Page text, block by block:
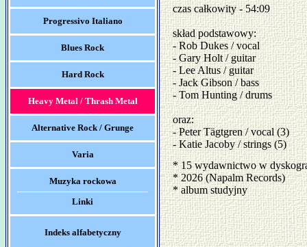
Progressivo Italiano
Blues Rock
Hard Rock
Heavy Metal / Thrash Metal
Alternative Rock / Grunge
Varia
Muzyka rockowa
Linki
Indeks alfabetyczny
czas całkowity - 54:09
skład podstawowy:
- Rob Dukes / vocal
- Gary Holt / guitar
- Lee Altus / guitar
- Jack Gibson / bass
- Tom Hunting / drums
oraz:
- Peter Tägtgren / vocal (3)
- Katie Jacoby / strings (5)
* 15 wydawnictwo w
* 2026 (Napalm Records)
* album studyjny